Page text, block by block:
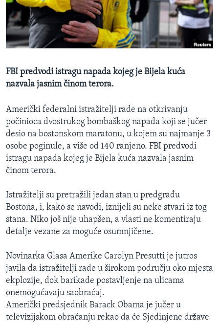
MAGAZIN
O GLASU AMERIKE
PRATITE NAS
Jezici
FBI predvodi istragu napada kojeg je Bijela kuća
nazvala jasnim činom terora.
Američki federalni istražitelji rade na otkrivanju
počinioca dvostrukog bombaškog napada koji se jučer
desio na bostonskom maratonu, u kojem su najmanje 3
osobe poginule, a više od 140 ranjeno. FBI predvodi
istragu napada kojeg je Bijela kuća nazvala jasnim
činom terora.
Istražitelji su pretražili jedan stan u predgrađu
Bostona, i, kako se navodi, iznijeli su neke stvari iz tog
stana. Niko još nije uhapšen, a vlasti ne komentiraju
detalje vezane za moguće osumnjičene.
Novinarka Glasa Amerike Carolyn Presutti je jutros
javila da istražitelji rade u širokom području oko mjesta
ekplozije, dok barikade postavljenje na ulicama
onemogućavaju saobraćaj.
Američki predsjednik Barack Obama je jučer u
televizijskom obraćanju rekao da će Sjedinjene države